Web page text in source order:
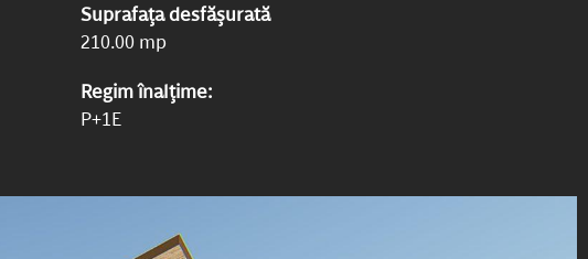
Suprafața desfășurată
210.00 mp
Regim înalțime:
P+1E